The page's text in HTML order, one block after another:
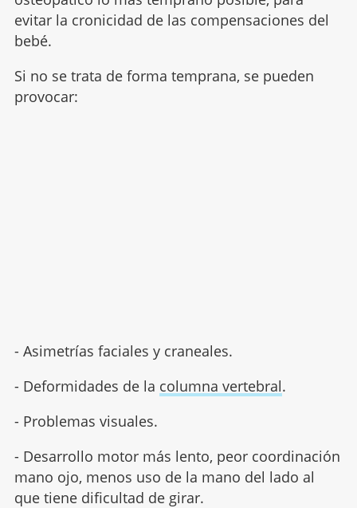
evitar la cronicidad de las compensaciones del
bebé.
Si no se trata de forma temprana, se pueden
provocar:
- Asimetrías faciales y craneales.
- Deformidades de la columna vertebral.
- Problemas visuales.
- Desarrollo motor más lento, peor coordinación
mano ojo, menos uso de la mano del lado al
que tiene dificultad de girar.